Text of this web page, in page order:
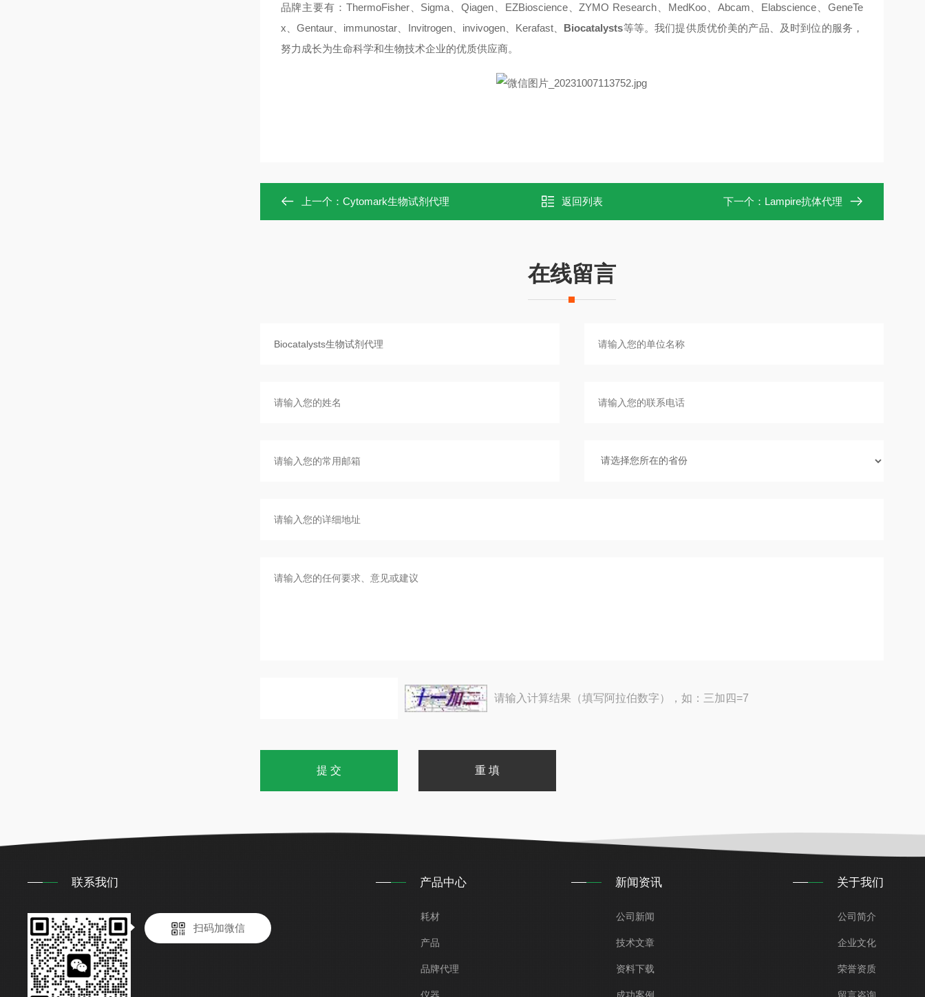
品牌主要有：ThermoFisher、Sigma、Qiagen、EZBioscience、ZYMO Research、MedKoo、Abcam、Elabscience、GeneTe
x、Gentaur、immunostar、Invitrogen、invivogen、Kerafast、 Biocatalysts等等。我们提供质优价美的产品、及时到位的服务，
努力成长为生命科学和生物技术企业的优质供应商。
上一个： Cytomark生物试剂代理 返回列表 下一个： Lampire抗体代理
在线留言
请输入计算结果（填写阿拉伯数字），如：三加四=7
联系我们
扫码加微信
产品中心
耗材
产品
品牌代理
新闻资讯
公司新闻
技术文章
资料下载
关于我们
公司简介
企业文化
荣誉资质